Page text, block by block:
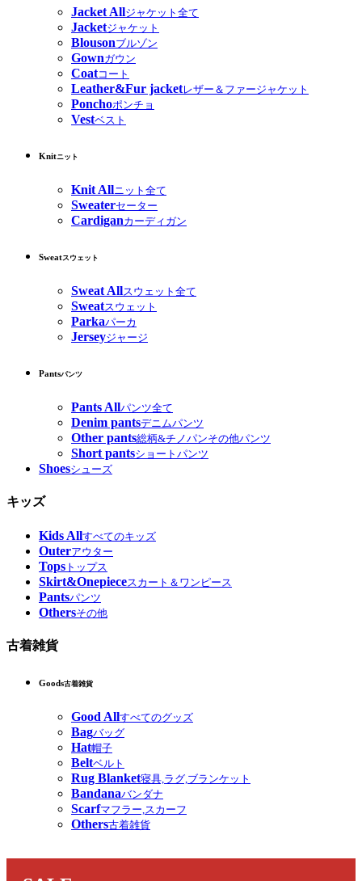
Jacket Allジャケット全て
Jacketジャケット
Blousonブルゾン
Gownガウン
Coatコート
Leather&Fur jacketレザー＆ファージャケット
Ponchoポンチョ
Vestベスト
Knitニット
Knit Allニット全て
Sweaterセーター
Cardiganカーディガン
Sweatスウェット
Sweat Allスウェット全て
Sweatスウェット
Parkaパーカ
Jerseyジャージ
Pantsパンツ
Pants Allパンツ全て
Denim pantsデニムパンツ
Other pants総柄&チノパンその他パンツ
Short pantsショートパンツ
Shoesシューズ
キッズ
Kids Allすべてのキッズ
Outerアウター
Tops トップス
Skirt&Onepieceスカート＆ワンピース
Pantsパンツ
Othersその他
古着雑貨
Goods古着雑貨
Good Allすべてのグッズ
Bagバッグ
Hat帽子
Beltベルト
Rug Blanket寝具,ラグ,ブランケット
Bandanaバンダナ
Scarfマフラー,スカーフ
Others古着雑貨